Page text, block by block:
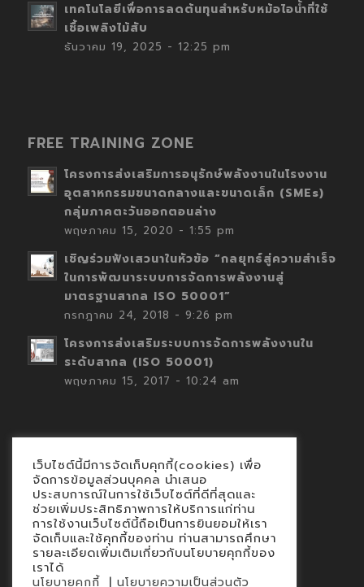
เทคโนโลยีเพื่อการลดต้นทุนสำหรับหม้อไอน้ำที่ใช้
เชื้อเพลิงไม้สับ
ธันวาคม 19, 2025 - 12:25 pm
FREE TRAINING ZONE
โครงการส่งเสริมการอนุรักษ์พลังงานในโรงงาน
อุตสาหกรรมขนาดกลางและขนาดเล็ก (SMEs)
กลุ่มภาคตะวันออกตอนล่าง
พฤษภาคม 15, 2020 - 1:55 pm
เชิญร่วมฟังเสวนาในหัวข้อ “กลยุทธ์สู่ความสำเร็จ
ในการพัฒนาระบบการจัดการพลังงานสู่
มาตรฐานสากล ISO 50001”
กรกฎาคม 24, 2018 - 9:26 pm
โครงการส่งเสริมระบบการจัดการพลังงานใน
ระดับสากล (ISO 50001)
พฤษภาคม 15, 2017 - 10:24 am
Contact
นโยบายคุกกี้
นโยบายข้อมูลส่วนบุคคล
เว็บไซต์นี้มีการจัดเก็บคุกกี้(cookies) เพื่อ
จัดการข้อมูลส่วนบุคคล นำเสนอ
ประสบการณ์ในการใช้เว็บไซต์ที่ดีที่สุดและ
ช่วยเพิ่มประสิทธิภาพการให้บริการแก่ท่าน
การใช้งานเว็บไซต์นี้ถือเป็นการยินยอมให้เรา
จัดเก็บและใช้คุกกี้ของท่าน ท่านสามารถศึกษา
รายละเอียดเพิ่มเติมเกี่ยวกับนโยบายคุกกี้ของ
เราได้
นโยบายคุกกี้ | นโยบายความเป็นส่วนตัว